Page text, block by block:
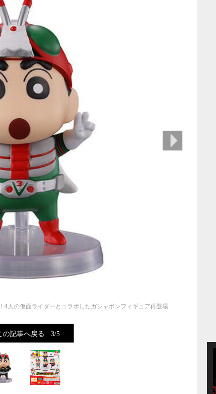
4人の仮面ライダーとコラボしたガシャポンフィギュア再登場
の記事へ戻る 3/5